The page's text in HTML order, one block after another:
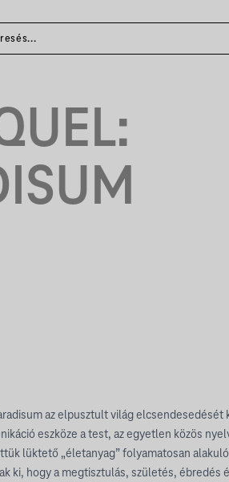
az elpusztult világ elcsendesedését
eszköze a test, az egyetlen közös
lüktető „életanyag” folyamatosan
ki, hogy a megtisztulás, születés, ébredés